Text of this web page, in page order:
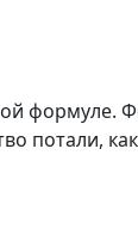
формуле.
потали,